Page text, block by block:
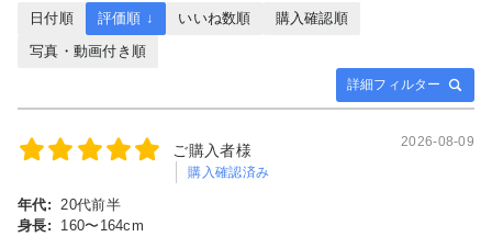
詳細フィルター
日付順 評価順 ↓ いいね数順
購入確認順
写真・動画付き順
ご購入者様
購入確認済み
2026-08-09
年代: 20代前半
身長:
160〜164cm